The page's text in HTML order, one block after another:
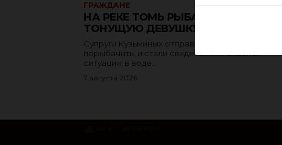
ГРАЖДАНЕ
НА РЕКЕ ТОМЬ РЫБАК ВЫТАЩИЛ
ТОНУЩУЮ ДЕВУШКУ ИЗ ВОДЫ
Супруги Кузьминых отправились на берег, чтобы
порыбачить, и стали свидетелями опасной
ситуации: в воде...
7 августа 2026